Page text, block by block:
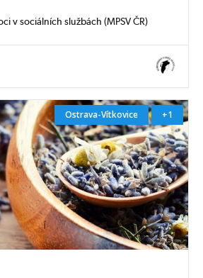
v sociálních službách (MPSV ČR)
Ostrava-Vítkovice +1